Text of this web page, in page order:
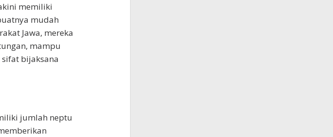
memiliki
mudah
Jawa, mereka
mampu
bijaksana
jumlah neptu